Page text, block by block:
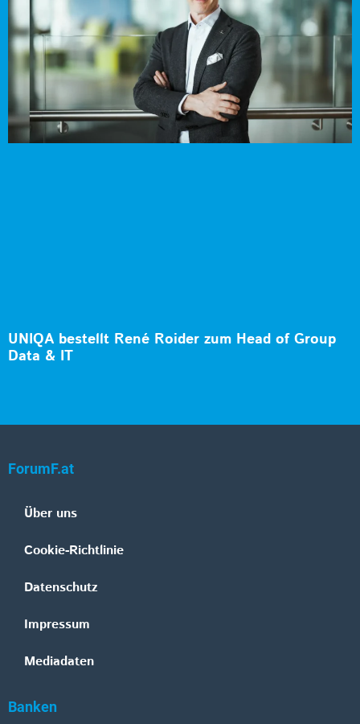
UNIQA bestellt René Roider zum Head of Group
Data & IT
ForumF.at
Über uns
Cookie-Richtlinie
Datenschutz
Impressum
Mediadaten
Banken